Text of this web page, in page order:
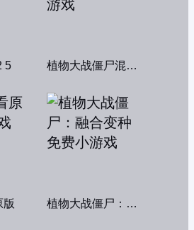
5 植物大战僵尸混合版
版 植物大战僵尸：融合变种